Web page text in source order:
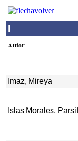
I
Autor
Imaz, Mireya
Islas Morales,